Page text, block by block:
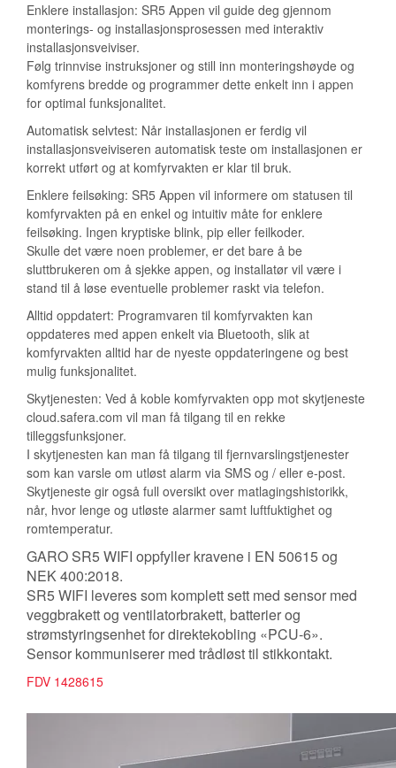
Enklere installasjon: SR5 Appen vil guide deg gjennom
monterings- og installasjonsprosessen med interaktiv
installasjonsveiviser.
Følg trinnvise instruksjoner og still inn monteringshøyde og
komfyrens bredde og programmer dette enkelt inn i appen
for optimal funksjonalitet.
Automatisk selvtest: Når installasjonen er ferdig vil
installasjonsveiviseren automatisk teste om installasjonen er
korrekt utført og at komfyrvakten er klar til bruk.
Enklere feilsøking: SR5 Appen vil informere om statusen til
komfyrvakten på en enkel og intuitiv måte for enklere
feilsøking. Ingen kryptiske blink, pip eller feilkoder.
Skulle det være noen problemer, er det bare å be
sluttbrukeren om å sjekke appen, og installatør vil være i
stand til å løse eventuelle problemer raskt via telefon.
Alltid oppdatert: Programvaren til komfyrvakten kan
oppdateres med appen enkelt via Bluetooth, slik at
komfyrvakten alltid har de nyeste oppdateringene og best
mulig funksjonalitet.
Skytjenesten: Ved å koble komfyrvakten opp mot skytjeneste
cloud.safera.com vil man få tilgang til en rekke
tilleggsfunksjoner.
I skytjenesten kan man få tilgang til fjernvarslingstjenester
som kan varsle om utløst alarm via SMS og / eller e-post.
Skytjeneste gir også full oversikt over matlagingshistorikk,
når, hvor lenge og utløste alarmer samt luftfuktighet og
romtemperatur.
GARO SR5 WIFI oppfyller kravene i EN 50615 og
NEK 400:2018.
SR5 WIFI leveres som komplett sett med sensor med
veggbrakett og ventilatorbrakett, batterier og
strømstyringsenhet for direktekobling «PCU-6».
Sensor kommuniserer med trådløst til stikkontakt.
FDV 1428615